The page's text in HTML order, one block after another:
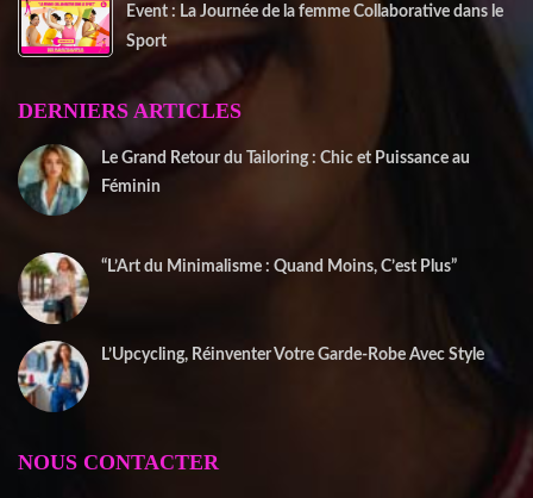
Event : La Journée de la femme Collaborative dans le
Sport
DERNIERS ARTICLES
Le Grand Retour du Tailoring : Chic et Puissance au
Féminin
“L’Art du Minimalisme : Quand Moins, C’est Plus”
L’Upcycling, Réinventer Votre Garde-Robe Avec Style
NOUS CONTACTER